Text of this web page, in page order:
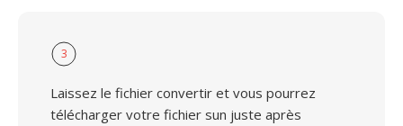
3
Laissez le fichier convertir et vous pourrez
télécharger votre fichier sun juste après